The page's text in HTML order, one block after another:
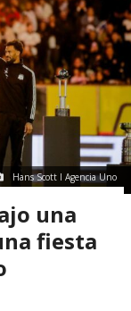
Hans Scott I Agencia Uno
una
fiesta